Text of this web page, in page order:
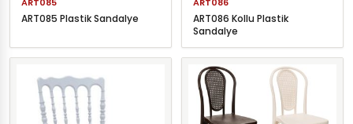
ART085 Plastik Sandalye
ART086 Kollu Plastik
Sandalye